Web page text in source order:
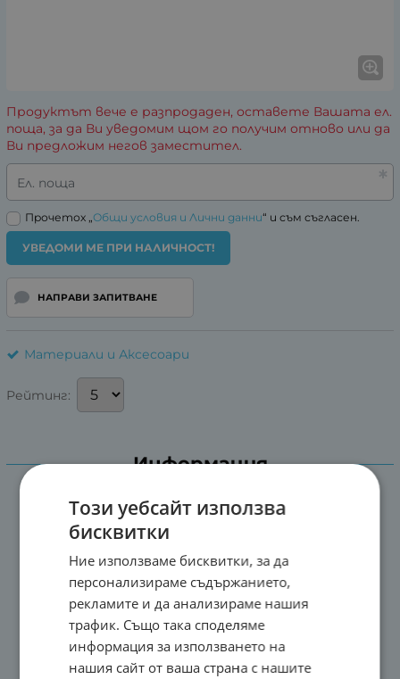
Продуктът вече е разпродаден, оставете Вашата ел.
поща, за да Ви уведомим щом го получим отново или да
Ви предложим негов заместител.
Ел. поща
Прочетох „ Общи условия и Лични данни“ и съм съгласен.
УВЕДОМИ МЕ ПРИ НАЛИЧНОСТ!
НАПРАВИ ЗАПИТВАНЕ
Материали и Аксесоари
Рейтинг:
Информация
Този уебсайт използва
бисквитки
Ние използваме бисквитки, за да
персонализираме съдържанието,
рекламите и да анализираме нашия
трафик. Също така споделяме
информация за използването на
нашия сайт от ваша страна с нашите